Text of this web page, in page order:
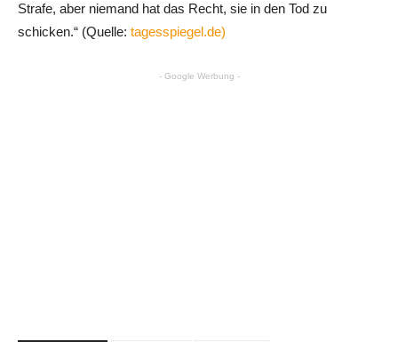
Strafe, aber niemand hat das Recht, sie in den Tod zu
schicken.“ (Quelle: tagesspiegel.de)
- Google Werbung -